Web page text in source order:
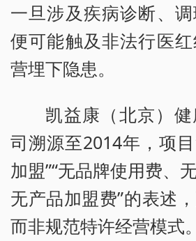
一旦涉及疾病诊断、调
便可能触及非法行医
营埋下隐患。
凯益康（北京）
司溯源至2014年，项
加盟”“无品牌使用费、
无产品加盟费”的表述
而非规范特许经营模式。